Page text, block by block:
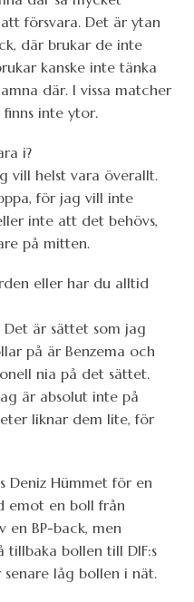
försvara. Det är ytan
där brukar de inte
kanske inte tänka
där. I vissa matcher
inte ytor.
i?
vill helst vara överallt.
för jag vill inte
inte att det behövs,
på mitten.
eller har du alltid
Det är sättet som jag
på är Benzema och
nia på det sättet.
är absolut inte på
liknar dem lite, för
Deniz Hümmet för en
emot en boll från
en BP-back, men
tillbaka bollen till DIF:s
senare låg bollen i nät.